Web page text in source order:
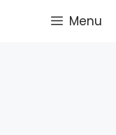
Menu